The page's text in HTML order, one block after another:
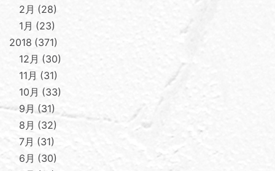
2月
28
1月
23
2018 371
12月
30
11月
31
10月
33
9月
31
8月
32
7月
31
6月
30